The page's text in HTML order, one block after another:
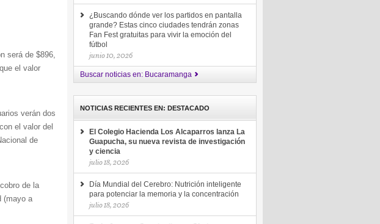
será de $896,
el valor
verán dos
el valor del
de
de la
(mayo a
¿Buscando dónde ver los partidos en pantalla
grande? Estas cinco ciudades tendrán zonas
Fan Fest gratuitas para vivir la emoción del
fútbol
junio 10, 2026
Buscar noticias en: Bucaramanga
NOTICIAS RECIENTES EN: DESTACADO
El Colegio Hacienda Los Alcaparros lanza La
Guapucha, su nueva revista de investigación
y ciencia
julio 18, 2026
Día Mundial del Cerebro: Nutrición inteligente
para potenciar la memoria y la concentración
julio 18, 2026